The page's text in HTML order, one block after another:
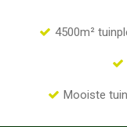
4500m²
Mooiste